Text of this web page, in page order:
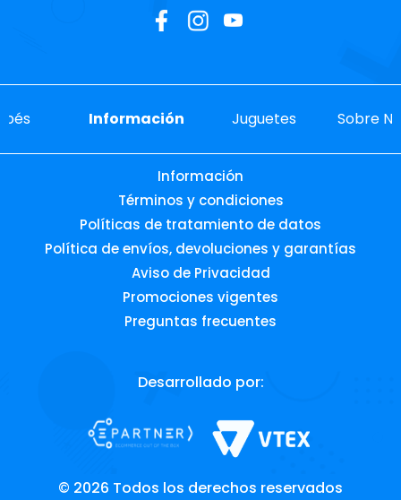
Información Juguetes Sobre
Información
Términos y condiciones
Políticas de tratamiento de datos
Política de envíos, devoluciones y garantías
Aviso de Privacidad
Promociones vigentes
Preguntas frecuentes
Desarrollado por:
© 2026 Todos los derechos reservados